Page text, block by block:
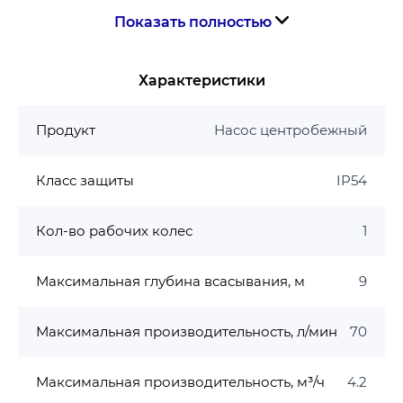
Условия использования
Степень загрязнения: не более 20 г/м3
Температура окружающего воздуха: + 2 ℃ … +
40 ℃
Содержание механических примесей, не
Максимальное рабочее давление: 0,7 МПа (7
Максимальная глубина всасывания: 8м.
Показать полностью
Характеристики
Продукт Насос центробежный
Класс защиты IP54
Кол-во рабочих колес 1
Максимальная глубина всасывания, м 9
Максимальная производительность, л/мин 70
Максимальная производительность, м³/ч 4.2